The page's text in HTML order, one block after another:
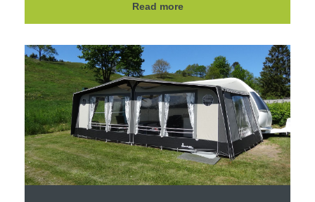
Read more